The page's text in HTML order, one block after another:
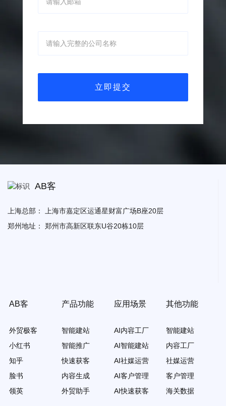
AB客
上海总部：
上海市嘉定区运通星财富广场B座20层
郑州地址：
郑州市高新区联东U谷20栋10层
AB客
外贸极客
小红书
知乎
脸书
领英
产品功能
智能建站
智能推广
快速获客
内容生成
外贸助手
应用场景
AI内容工厂
AI智能建站
AI社媒运营
AI客户管理
AI快速获客
其他功能
智能建站
内容工厂
社媒运营
客户管理
海关数据